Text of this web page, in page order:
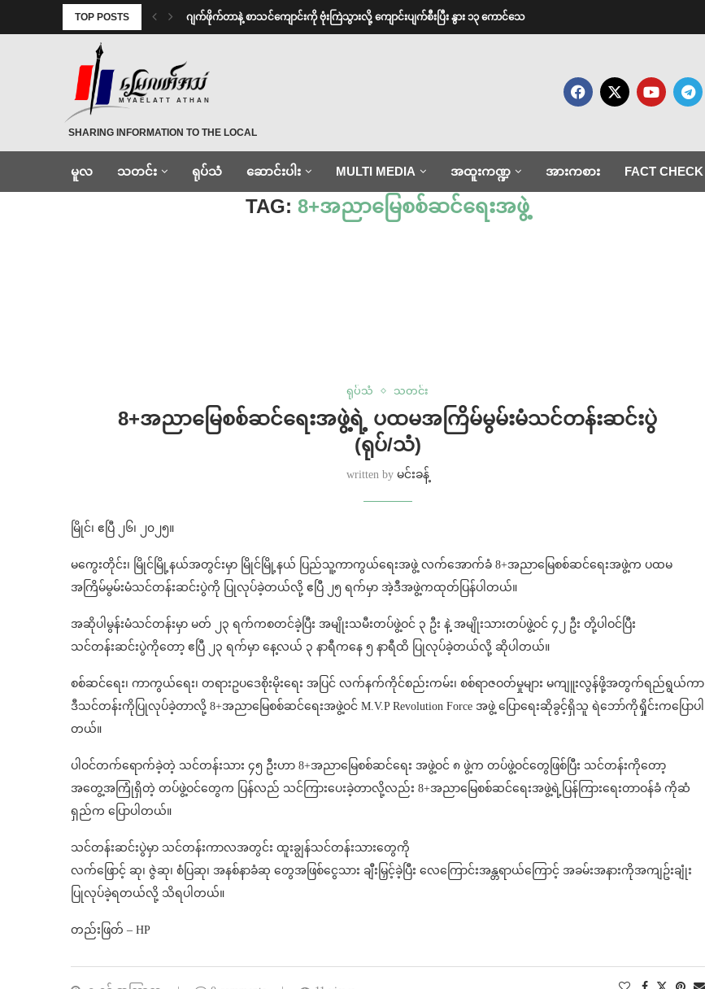
TOP POSTS ⁨⁩ ⁨ဂျက်ဖိုက်တာနဲ့ စာသင်ကျောင်းကို ဗုံးကြဲသွားလို့ ကျောင်းပျက်စီးပြီး နွား ၁၃ ကောင်သေ
MYAELATT ATHAN
SHARING INFORMATION TO THE LOCAL
မူလ သတင်း ရုပ်သံ ဆောင်းပါး MULTI MEDIA အထူးကဏ္ဍ အားကစား FACT CHECK
Home 8+အညာမြေစစ်ဆင်ရေးအဖွဲ့
TAG:8+အညာမြေစစ်ဆင်ရေးအဖွဲ့
ရုပ်သံ သတင်း
⁨8+အညာမြေစစ်ဆင်ရေးအဖွဲ့ရဲ့ ပထမအကြိမ်မွမ်းမံသင်တန်းဆင်းပွဲ
(ရုပ်/သံ)
written by မင်းခန့်
မြိုင်၊ ဧပြီ ၂၆၊ ၂၀၂၅။
မကွေးတိုင်း၊ မြိုင်မြို့နယ်အတွင်းမှာ မြိုင်မြို့နယ် ပြည်သူ့ကာကွယ်ရေးအဖွဲ့ လက်အောက်ခံ 8+အညာမြေစစ်ဆင်ရေးအဖွဲ့က ပထမ
အကြိမ်မွမ်းမံသင်တန်းဆင်းပွဲကို ပြုလုပ်ခဲ့တယ်လို့ ဧပြီ ၂၅ ရက်မှာ အဲ့ဒီအဖွဲ့ကထုတ်ပြန်ပါတယ်။
အဆိုပါမွန်းမံသင်တန်းမှာ မတ် ၂၃ ရက်ကစတင်ခဲ့ပြီး အမျိုးသမီးတပ်ဖွဲ့ဝင် ၃ ဦး နဲ့ အမျိုးသားတပ်ဖွဲ့ဝင် ၄၂ ဦး တို့ပါဝင်ပြီး
သင်တန်းဆင်းပွဲကိုတော့ ဧပြီ ၂၃ ရက်မှာ နေ့လယ် ၃ နာရီကနေ ၅ နာရီထိ ပြုလုပ်ခဲ့တယ်လို့ ဆိုပါတယ်။
စစ်ဆင်ရေး၊ ကာကွယ်‌ရေး၊ တရားဥပဒေစိုးမိုးရေး အပြင် လက်နက်ကိုင်စည်းကမ်း၊ စစ်ရာဇဝတ်မှုများ မကျူးလွန်ဖို့အတွက်ရည်ရွယ်ကာ
ဒီသင်တန်းကိုပြုလုပ်ခဲ့တာလို့ 8+အညာမြေစစ်ဆင်ရေးအဖွဲ့ဝင် M.V.P Revolution Force အဖွဲ့ ပြောရေးဆိုခွင့်ရှိသူ ရဲဘော်ကိုရှိုင်းကပြောပါ
တယ်။
ပါဝင်တက်ရောက်ခဲ့တဲ့ သင်တန်းသား ၄၅ ဦးဟာ 8+အညာမြေစစ်ဆင်ရေး အဖွဲ့ဝင် ၈ ဖွဲ့က တပ်ဖွဲ့ဝင်တွေဖြစ်ပြီး သင်တန်းကိုတော့
အတွေ့အကြုံရှိတဲ့ တပ်ဖွဲ့ဝင်တွေက ပြန်လည် သင်ကြားပေးခဲ့တာလို့လည်း 8+အညာမြေစစ်ဆင်ရေးအဖွဲ့ရဲ့ပြန်ကြားရေးတာဝန်ခံ ကိုဆံ
ရှည်က ပြောပါတယ်။
သင်တန်းဆင်းပွဲမှာ သင်တန်းကာလအတွင်း ထူးချွန်သင်တန်းသားတွေကို
လက်ဖြောင့် ဆု၊ ဇွဲဆု၊ စံပြဆု၊ အနစ်နာခံဆု တွေအဖြစ်ငွေသား ချီးမြှင့်ခဲ့ပြီး လေကြောင်းအန္တရာယ်ကြောင့် အခမ်းအနားကိုအကျဥ်းချုံး
ပြုလုပ်ခဲ့ရတယ်လို့ သိရပါတယ်။
တည်းဖြတ် – HP⁩